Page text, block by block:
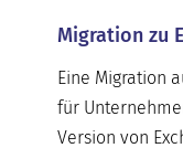
Migration zu
Eine Migration
für
Version von